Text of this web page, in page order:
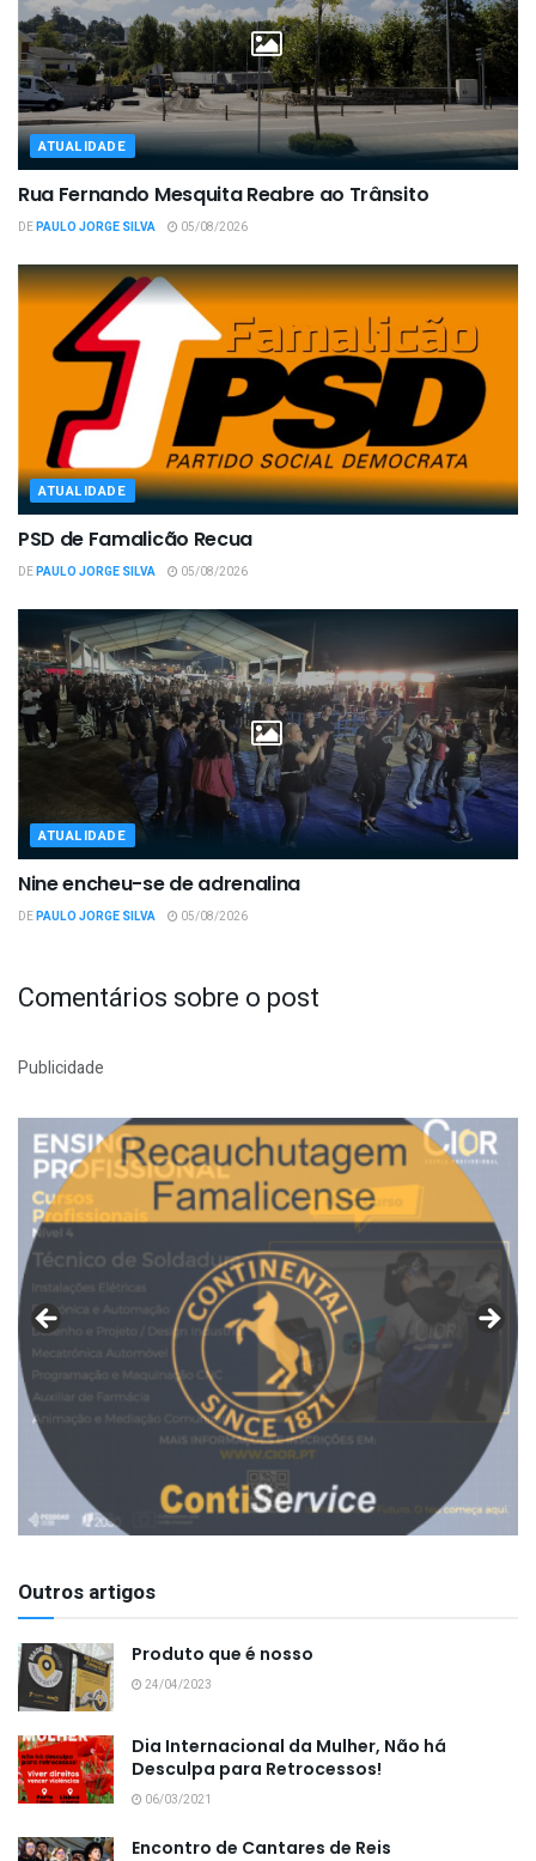
ATUALIDADE
Rua Fernando Mesquita Reabre ao Trânsito
DEPAULO JORGE SILVA 05/08/2026
ATUALIDADE
PSD de Famalicão Recua
DEPAULO JORGE SILVA 05/08/2026
ATUALIDADE
Nine encheu-se de adrenalina
DEPAULO JORGE SILVA 05/08/2026
Comentários sobre o post
Publicidade
Outros artigos
Produto que é nosso
24/04/2023
Dia Internacional da Mulher, Não há
Desculpa para Retrocessos!
06/03/2021
Encontro de Cantares de Reis